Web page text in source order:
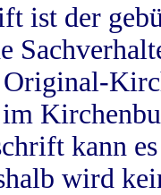
ist der
kann
wird